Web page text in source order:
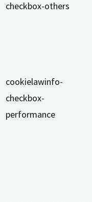
checkbox-others
cookielawinfo-
checkbox-
performance